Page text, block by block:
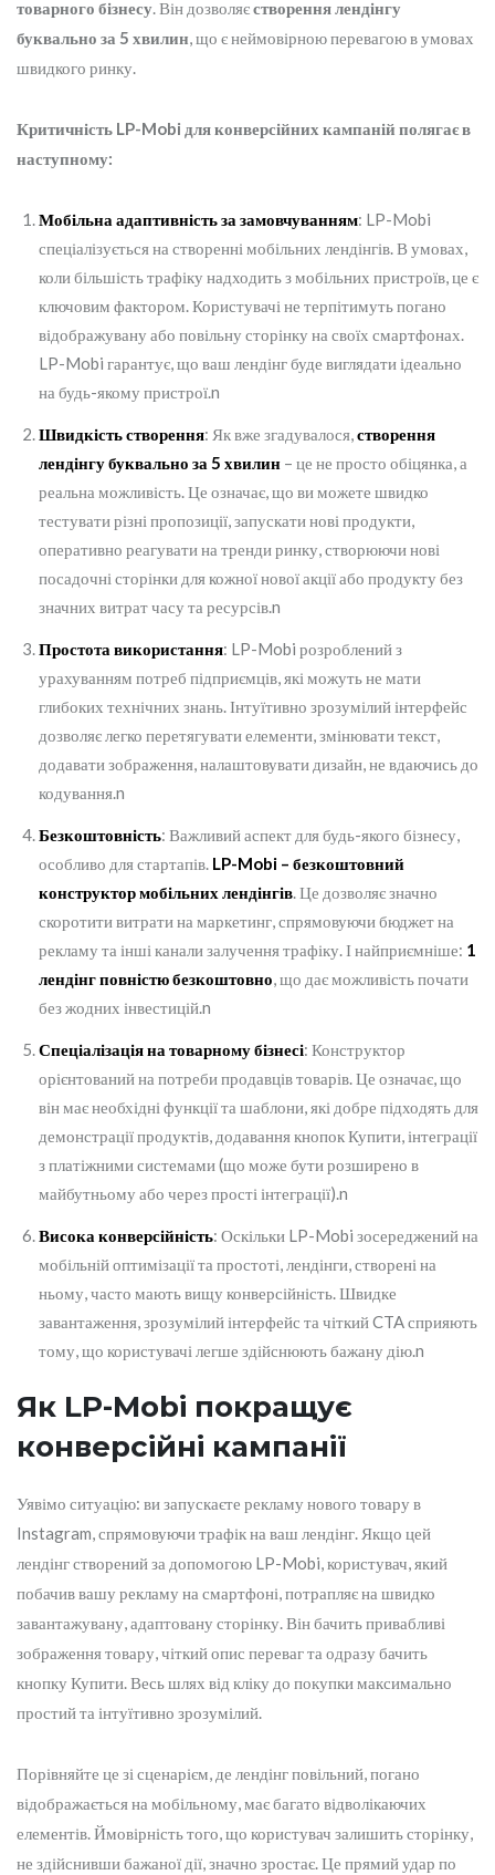
товарного бізнесу. Він дозволяєстворення лендінгу
буквально за 5 хвилин, що є неймовірною перевагою в умовах
швидкого ринку.
Критичність LP-Mobi для конверсійних кампаній полягає в
наступному:
Мобільна адаптивність за замовчуванням: LP-Mobi
спеціалізується на створенні мобільних лендінгів. В умовах,
коли більшість трафіку надходить з мобільних пристроїв, це є
ключовим фактором. Користувачі не терпітимуть погано
відображувану або повільну сторінку на своїх смартфонах.
LP-Mobi гарантує, що ваш лендінг буде виглядати ідеально
на будь-якому пристрої.n
Швидкість створення: Як вже згадувалося,створення
лендінгу буквально за 5 хвилин – це не просто обіцянка, а
реальна можливість. Це означає, що ви можете швидко
тестувати різні пропозиції, запускати нові продукти,
оперативно реагувати на тренди ринку, створюючи нові
посадочні сторінки для кожної нової акції або продукту без
значних витрат часу та ресурсів.n
Простота використання: LP-Mobi розроблений з
урахуванням потреб підприємців, які можуть не мати
глибоких технічних знань. Інтуїтивно зрозумілий інтерфейс
дозволяє легко перетягувати елементи, змінювати текст,
додавати зображення, налаштовувати дизайн, не вдаючись до
кодування.n
Безкоштовність: Важливий аспект для будь-якого бізнесу,
особливо для стартапів. LP-Mobi – безкоштовний
конструктор мобільних лендінгів. Це дозволяє значно
скоротити витрати на маркетинг, спрямовуючи бюджет на
рекламу та інші канали залучення трафіку. І найприємніше: 1
лендінг повністю безкоштовно, що дає можливість почати
без жодних інвестицій.n
Спеціалізація на товарному бізнесі: Конструктор
орієнтований на потреби продавців товарів. Це означає, що
він має необхідні функції та шаблони, які добре підходять для
демонстрації продуктів, додавання кнопок Купити, інтеграції
з платіжними системами (що може бути розширено в
майбутньому або через прості інтеграції).n
Висока конверсійність: Оскільки LP-Mobi зосереджений на
мобільній оптимізації та простоті, лендінги, створені на
ньому, часто мають вищу конверсійність. Швидке
завантаження, зрозумілий інтерфейс та чіткий CTA сприяють
тому, що користувачі легше здійснюють бажану дію.n
Як LP-Mobi покращує
конверсійні кампанії
Уявімо ситуацію: ви запускаєте рекламу нового товару в
Instagram, спрямовуючи трафік на ваш лендінг. Якщо цей
лендінг створений за допомогою LP-Mobi, користувач, який
побачив вашу рекламу на смартфоні, потрапляє на швидко
завантажувану, адаптовану сторінку. Він бачить привабливі
зображення товару, чіткий опис переваг та одразу бачить
кнопку Купити. Весь шлях від кліку до покупки максимально
простий та інтуїтивно зрозумілий.
Порівняйте це зі сценарієм, де лендінг повільний, погано
відображається на мобільному, має багато відволікаючих
елементів. Ймовірність того, що користувач залишить сторінку,
не здійснивши бажаної дії, значно зростає. Це прямий удар по